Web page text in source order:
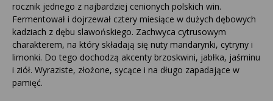
rocznik jednego z najbardziej cenionych polskich win.
Fermentował i dojrzewał cztery miesiące w dużych dębowych
kadziach z dębu slawońskiego. Zachwyca cytrusowym
charakterem, na który składają się nuty mandarynki, cytryny i
limonki. Do tego dochodzą akcenty brzoskwini, jabłka, jaśminu
i ziół. Wyraziste, złożone, sycące i na długo zapadające w
pamięć.